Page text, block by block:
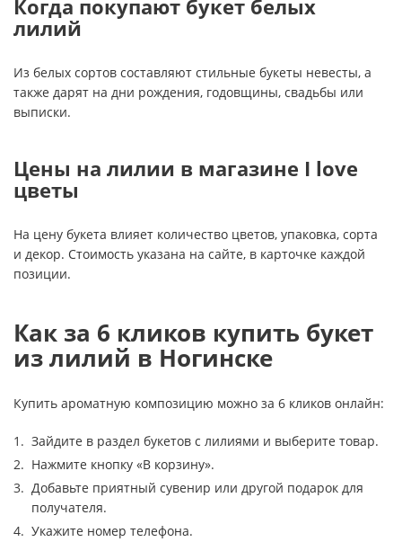
Когда покупают букет белых
лилий
Из белых сортов составляют стильные букеты невесты, а
также дарят на дни рождения, годовщины, свадьбы или
выписки.
Цены на лилии в магазине I love
цветы
На цену букета влияет количество цветов, упаковка, сорта
и декор. Стоимость указана на сайте, в карточке каждой
позиции.
Как за 6 кликов купить букет
из лилий в Ногинске
Купить ароматную композицию можно за 6 кликов онлайн:
Зайдите в раздел букетов с лилиями и выберите товар.
Нажмите кнопку «В корзину».
Добавьте приятный сувенир или другой подарок для
получателя.
Укажите номер телефона.